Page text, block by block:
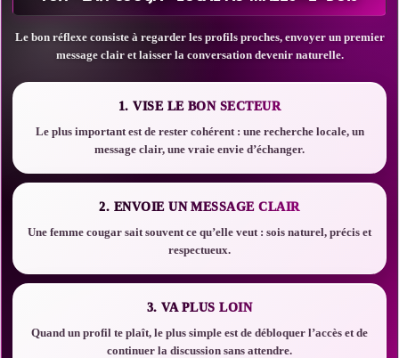
Le bon réflexe consiste à regarder les profils proches, envoyer un premier
message clair et laisser la conversation devenir naturelle.
1. VISE LE BON SECTEUR
Le plus important est de rester cohérent : une recherche locale, un
message clair, une vraie envie d’échanger.
2. ENVOIE UN MESSAGE CLAIR
Une femme cougar sait souvent ce qu’elle veut : sois naturel, précis et
respectueux.
3. VA PLUS LOIN
Quand un profil te plaît, le plus simple est de débloquer l’accès et de
continuer la discussion sans attendre.